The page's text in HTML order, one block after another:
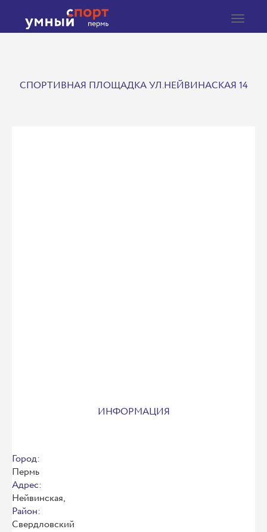
Toggle
СПОРТИВНАЯ ПЛОЩАДКА УЛ.НЕЙВИНАСКАЯ 14
ИНФОРМАЦИЯ
Город:
Пермь
Адрес:
Нейвинская,
Район:
Свердловский